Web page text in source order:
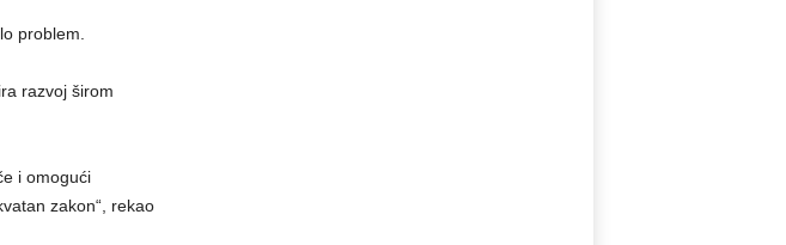
problem.
razvoj širom
i omogući
zakon“, rekao